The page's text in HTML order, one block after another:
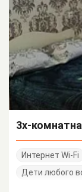
3х-
Интернет Wi-Fi
Дети любого